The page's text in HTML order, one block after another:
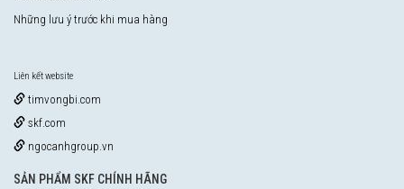
Những lưu ý trước khi mua hàng
Liên kết website
timvongbi.com
skf.com
ngocanhgroup.vn
SẢN PHẨM SKF CHÍNH HÃNG